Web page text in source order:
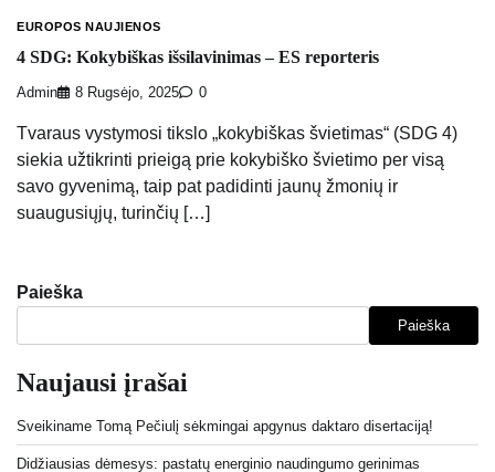
EUROPOS NAUJIENOS
4 SDG: Kokybiškas išsilavinimas – ES reporteris
Admin 8 Rugsėjo, 2025 0
Tvaraus vystymosi tikslo „kokybiškas švietimas“ (SDG 4)
siekia užtikrinti prieigą prie kokybiško švietimo per visą
savo gyvenimą, taip pat padidinti jaunų žmonių ir
suaugusiųjų, turinčių […]
Paieška
Paieška
Naujausi įrašai
Sveikiname Tomą Pečiulį sėkmingai apgynus daktaro disertaciją!
Didžiausias dėmesys: pastatų energinio naudingumo gerinimas